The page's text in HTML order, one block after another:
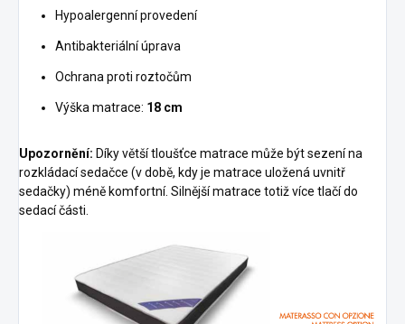
Hypoalergenní provedení
Antibakteriální úprava
Ochrana proti roztočům
Výška matrace: 18 cm
Upozornění: Díky větší tloušťce matrace může být sezení na
rozkládací sedačce (v době, kdy je matrace uložená uvnitř
sedačky) méně komfortní. Silnější matrace totiž více tlačí do
sedací části.